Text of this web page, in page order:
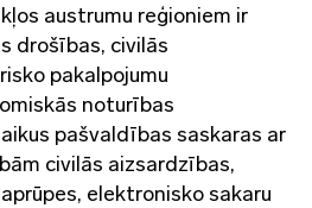
austrumu reģioniem ir
drošības, civilās
pakalpojumu
noturības
pašvaldības saskaras ar
civilās aizsardzības,
elektronisko sakaru